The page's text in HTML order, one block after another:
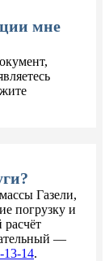
мне
Газели,
погрузку и
—
13-14.